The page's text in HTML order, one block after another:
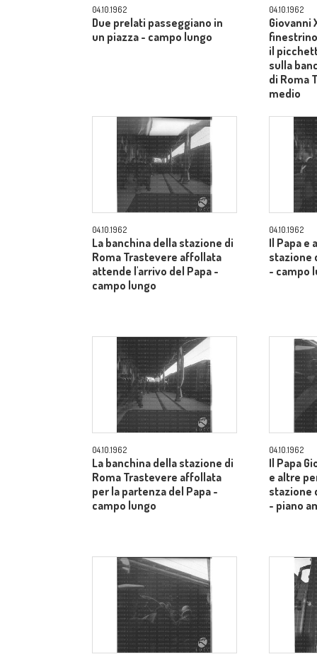
04.10.1962
Due prelati passeggiano in
un piazza - campo lungo
04.10.1962
Giovanni
il
sulla
di Roma
medio
04.10.1962
La banchina della stazione di
Roma Trastevere affollata
attende l'arrivo del Papa -
campo lungo
04.10.1962
Il Papa e
stazione
- campo
04.10.1962
La banchina della stazione di
Roma Trastevere affollata
per la partenza del Papa -
campo lungo
04.10.1962
Il Papa
e altre
stazione
- piano